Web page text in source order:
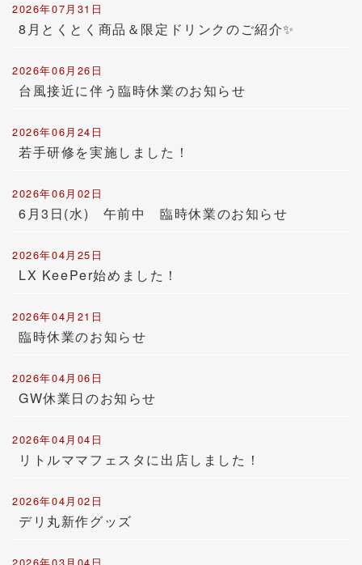
2026年07月31日
8月とくとく商品＆限定ドリンクのご紹介✨
2026年06月26日
台風接近に伴う臨時休業のお知らせ
2026年06月24日
若手研修を実施しました！
2026年06月02日
6月3日(水) 午前中 臨時休業のお知らせ
2026年04月25日
LX KeePer始めました！
2026年04月21日
臨時休業のお知らせ
2026年04月06日
GW休業日のお知らせ
2026年04月04日
リトルママフェスタに出店しました！
2026年04月02日
デリ丸新作グッズ